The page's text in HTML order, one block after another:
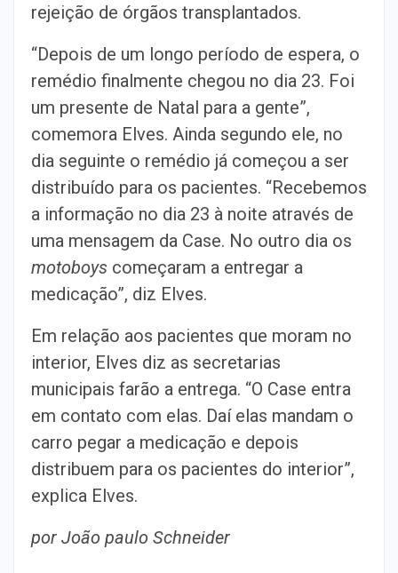
rejeição de órgãos transplantados.
“Depois de um longo período de espera, o
remédio finalmente chegou no dia 23. Foi
um presente de Natal para a gente”,
comemora Elves. Ainda segundo ele, no
dia seguinte o remédio já começou a ser
distribuído para os pacientes. “Recebemos
a informação no dia 23 à noite através de
uma mensagem da Case. No outro dia os
motoboys começaram a entregar a
medicação”, diz Elves.
Em relação aos pacientes que moram no
interior, Elves diz as secretarias
municipais farão a entrega. “O Case entra
em contato com elas. Daí elas mandam o
carro pegar a medicação e depois
distribuem para os pacientes do interior”,
explica Elves.
por João paulo Schneider